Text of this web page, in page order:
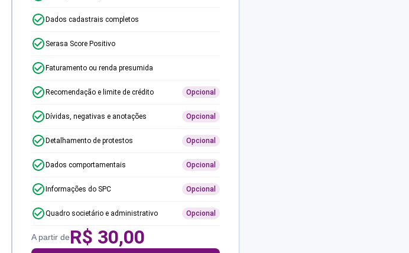
Dados cadastrais completos
Serasa Score Positivo
Faturamento ou renda presumida
Recomendação e limite de crédito Opcional
Dívidas, negativas e anotações Opcional
Detalhamento de protestos Opcional
Dados comportamentais Opcional
Informações do SPC Opcional
Quadro societário e administrativo Opcional
A partir deR$ 30,00